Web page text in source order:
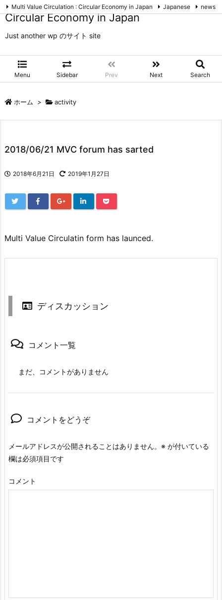
Circular Economy in Japan
Just another wp のサイト site
Menu Sidebar Prev Next Search
Multi Value Circulation : Circular Economy in Japan Japanese
news
event
column activity movement
Feedly
ホーム > activity
2018/06/21 MVC forum has sarted
2018年6月21日 2019年1月27日
Multi Value Circulatin form has launced.
ディスカッション
コメント一覧
まだ、コメントがありません
コメントをどうぞ
メールアドレスが公開されることはありません。 ※ が付いている
欄は必須項目です
コメント